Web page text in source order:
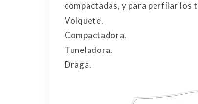
compactadas, y para perfilar los
Volquete.
Compactadora.
Tuneladora.
Draga.